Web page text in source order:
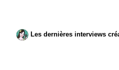
Les dernières interviews